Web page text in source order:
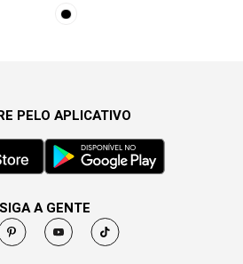
PELO APLICATIVO
SIGA A GENTE